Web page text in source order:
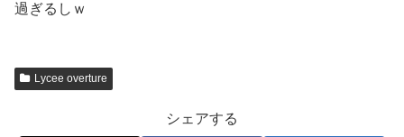
過ぎるしｗ
Lycee overture
シェアする